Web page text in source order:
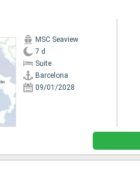
MSC Seaview
7 d
Suite
Barcelona
09/01/2028